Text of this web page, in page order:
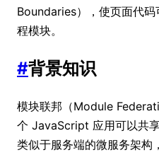
Boundaries），使页面代
程模块。
#背景知识
模块联邦（Module
个 JavaScript 应用可以共
类似于服务端的微服务架构